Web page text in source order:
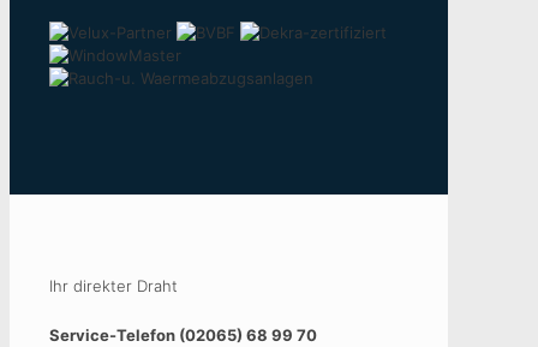
Ihr direkter Draht
Service-Telefon (02065) 68 99 70